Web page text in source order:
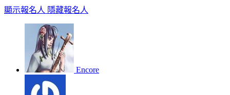
顯示報名人 隱藏報名人
Encore